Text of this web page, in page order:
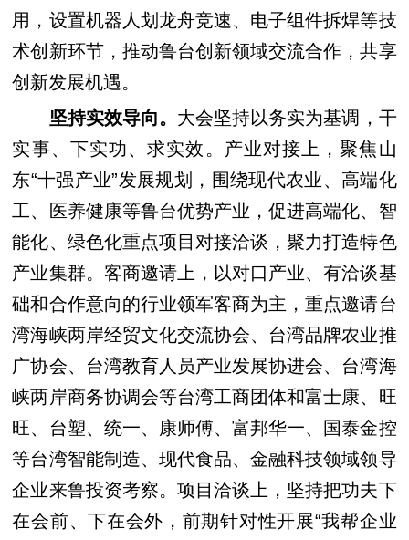
用，设置机器人划龙舟竞速、电子组件拆焊等技
术创新环节，推动鲁台创新领域交流合作，共享
创新发展机遇。
坚持实效导向。 大会坚持以务实为基调，干
实事、下实功、求实效。产业对接上，聚焦山
东“十强产业”发展规划，围绕现代农业、高端化
工、医养健康等鲁台优势产业，促进高端化、智
能化、绿色化重点项目对接洽谈，聚力打造特色
产业集群。客商邀请上，以对口产业、有洽谈基
础和合作意向的行业领军客商为主，重点邀请台
湾海峡两岸经贸文化交流协会、台湾品牌农业推
广协会、台湾教育人员产业发展协进会、台湾海
峡两岸商务协调会等台湾工商团体和富士康、旺
旺、台塑、统一、康师傅、富邦华一、国泰金控
等台湾智能制造、现代食品、金融科技领域领导
企业来鲁投资考察。项目洽谈上，坚持把功夫下
在会前、下在会外，前期针对性开展“我帮企业